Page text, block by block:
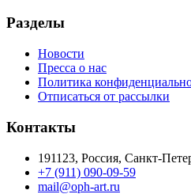
Разделы
Новости
Пресса о нас
Политика
Отписаться от рассылки
Контакты
191123, Россия, Санкт-
+7 (911) 090-09-59
mail@oph-art.ru